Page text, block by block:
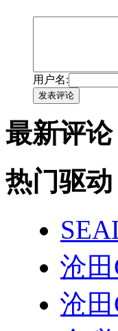
用户名:
发表评论
最新评论
热门驱动
沧田
沧田